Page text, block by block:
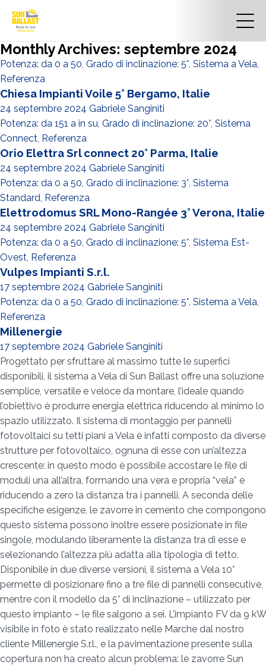
Monthly Archives: septembre 2024
Potenza: da 0 a 50, Grado di inclinazione: 5°, Sistema a Vela,
Referenza
Chiesa Impianti Voile 5° Bergamo, Italie
24 septembre 2024 Gabriele Sanginiti
Potenza: da 151 a in su, Grado di inclinazione: 20°, Sistema
Connect, Referenza
Orio Elettra Srl connect 20° Parma, Italie
24 septembre 2024 Gabriele Sanginiti
Potenza: da 0 a 50, Grado di inclinazione: 3°, Sistema
Standard, Referenza
Elettrodomus SRL Mono-Rangée 3° Verona, Italie
24 septembre 2024 Gabriele Sanginiti
Potenza: da 0 a 50, Grado di inclinazione: 5°, Sistema Est-
Ovest, Referenza
Vulpes Impianti S.r.l.
17 septembre 2024 Gabriele Sanginiti
Potenza: da 0 a 50, Grado di inclinazione: 5°, Sistema a Vela,
Referenza
Millenergie
17 septembre 2024 Gabriele Sanginiti
Progettato per sfruttare al massimo tutte le superfici
disponibili, il sistema a Vela di Sun Ballast offre una soluzione
semplice, versatile e veloce da montare, l’ideale quando
l’obiettivo è produrre energia elettrica riducendo al minimo lo
spazio utilizzato. Il sistema di montaggio per pannelli
fotovoltaici su tetti piani a Vela è infatti composto da diverse
strutture per fotovoltaico, ognuna di esse con un’altezza
crescente: in questo modo è possibile accostare le file di
moduli una all’altra, formando una vera e propria “vela” e
riducendo a zero la distanza tra i pannelli. A seconda delle
specifiche esigenze, le zavorre in cemento che compongono
questo sistema possono inoltre essere posizionate in file
singole, modulando liberamente la distanza tra di esse e
selezionando l’altezza più adatta alla tipologia di tetto.
Disponibile in due diverse versioni, il sistema a Vela 10°
permette di posizionare fino a tre file di pannelli consecutive,
mentre con il modello da 5° di inclinazione – utilizzato per
questo impianto – le file salgono a sei. L’impianto FV da 9 kW
visibile in foto è stato realizzato nelle Marche dal nostro
cliente Millenergie S.r.l., e la pavimentazione presente sulla
copertura non ha creato alcun problema: le zavorre Sun